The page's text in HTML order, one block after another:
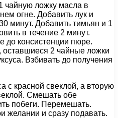
чайную ложку масла в
огне. Добавить лук и
минут. Добавить тимьян и 1
в течение 2 минут.
до консистенции пюре.
оставшиеся 2 чайные ложки
Взбивать до получения
с красной свеклой, а вторую
Смешать обе
побеги. Перемешать.
желании и сразу подавать.